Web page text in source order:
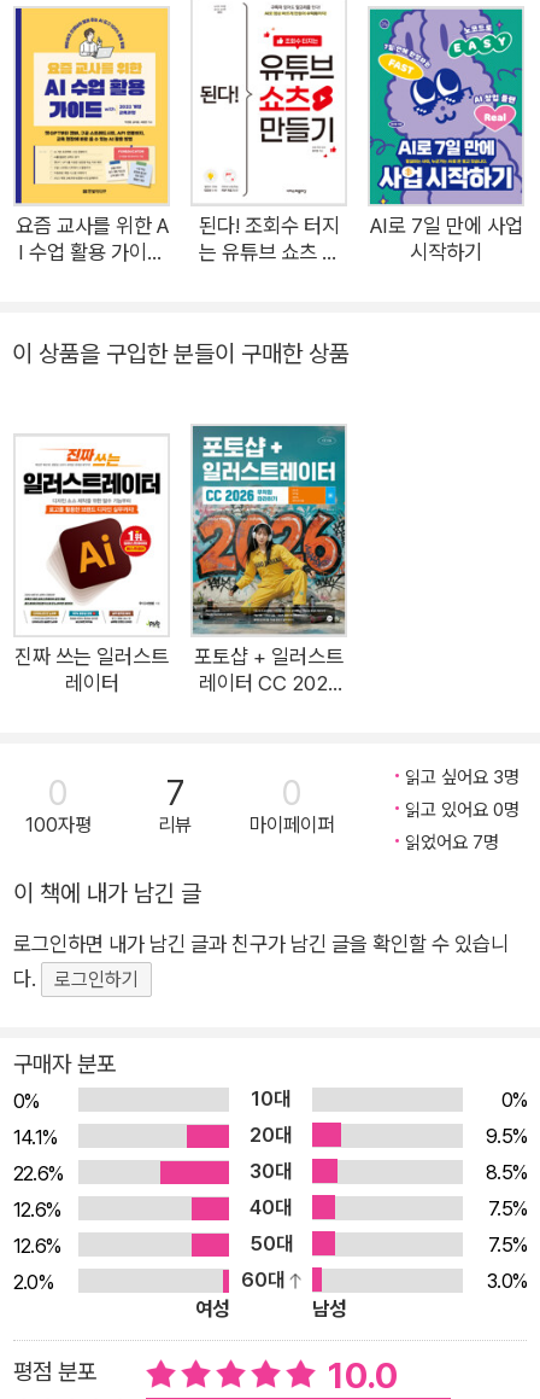
의 새로운 기능인 피사체 자동 선택이나 생성형 인공지능 등을 포
함하고 있으며, 포토샵과 일러스트레이터를 연동해 효율적으로
디자인하는 방법도 소개한다. 포토샵, 일러스트레이터를 빠르게
배우고 제대로 활용하고 싶다면 이 책이 최선의 선택이다. ★ 실
무 예제로 구성한 학습 방식 이 책은 디자이너들이 실제로 많이
하는 작업인 포스터, 카드 뉴스, 배너, 사진 보정 및 합성, 캐릭터
그리기, 패턴 작업 등을 직접 만들어 보는 프로젝트 방식으로 구
성했다. 총 55가지 기능별 실습을 모두 따라 하다보면 자연스럽
수 있다. 포토샵과 일러스트레이터를 암기식으로 배우는 것은 이
워 보자! ★ 불필요한 이론 최소화 책으로 무언가를 배울 때 가장
큰 장벽은 지루한 이론 학습이다. 이 책은 디자인 작업을 위해 알
아야 할 간단한 개념 및 도구의 인터페이스 정도만 소개한 후 곧
바로 실습을 진행한다. 주요 도구는 실습 중에 다시 한번 자세히
소개하므로 앞부분은 건너뛰어도 좋다. 실습형 학습은 지루할 틈
없이 새로운 기능을 배울 수 있고 완성한 결과물을 통해 자신감도
얻을 수 있는 효율적인 학습 방법이므로, ‘나도 한 번 배워볼
까?’라고 생각 중인 입문자에게 가장 적합한 선택이다. ★ 트렌디
한 2024년 이후 어도비에 포함된 생성형 인공지능 기능도 소개
한다. 최신 인공지능 관련 기능을 활용하면 그동안 어렵게 작업했
던 섬세한 배경 제거나 이미지 제작 등을 빠르게 처리할 수 있다.
★ 100% 맞춤형 유튜브 동영상 강의 제공 이 책의 저자는 현직
디자이너들의 포트폴리오를 피드백해 주는 디자이너들의 선생님
이기도 하다. 그런 저자의 동영상 강의를 유튜브 채널에서 확인할
는 학습하기 어려운 독자라면 동영상 강의를 꼭 활용해 보자. 유
튜브 동영상 강의는 2025년 12월 말까지 순차적으로 업데이트
할 예정이다. ★ 이 책의 특징 기능 설명만 읽다 지쳐 포기한 사람
도 재미있게 학습할 수 있는 55가지 실무 예제 디자인 감각까지
키울 수 있는 감각적인 예제, 요즘 트렌드에 딱 맞는 실습 꼭 필요
하고 자주 사용하는 기능 위주의 구성으로 실무에 빠르게 적용 가
능 포토샵과 일러스트레이터를 연동하여 활용하는 방법 포함 어
도비 인공지능 기능 활용법 및 생성형 인공지능 학습 부록 추가 1
00% 맞춤형 유튜브 동영상 강의 제공 ★ 이런 분을 위한 책입니
다. 기본적인 툴 사용 방법은 알지만 활용 방법이 막막한 예비 디
요즘 교사를 위한 A
I 수업 활용 가이드
된다! 조회수 터지
는 유튜브 쇼츠 만
AI로 7일 만에 사업
시작하기
이 상품을 구입한 분들이 구매한 상품
진짜 쓰는 일러스트
레이터
포토샵 + 일러스트
레이터 CC 2026
0
100자평
7
리뷰
0
마이페이퍼
읽고 싶어요 3명
읽고 있어요 0명
읽었어요 7명
이 책에 내가 남긴 글
로그인하면 내가 남긴 글과 친구가 남긴 글을 확인할 수 있습니
다.
로그인하기
구매자 분포
0% 10대
0%
14.1%
20대
9.5%
22.6%
30대
8.5%
12.6%
40대
7.5%
12.6%
50대
7.5%
2.0%
60대
3.0%
여성
남성
평점 분포 10.0